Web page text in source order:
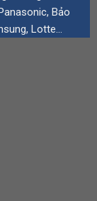
Bảo
Lotte…